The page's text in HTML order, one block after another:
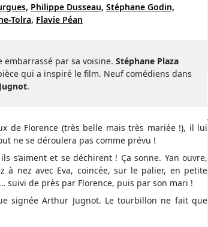
Philippe Dusseau, Stéphane Godin,
Tolra, Flavie Péan
par sa voisine. Stéphane Plaza
qui a inspiré le film. Neuf comédiens dans
.
de Florence (très belle mais très mariée !), il lui
ne se déroulera pas comme prévu !
s’aiment et se déchirent ! Ça sonne. Yan ouvre,
à nez avec Eva, coincée, sur le palier, en petite
suivi de près par Florence, puis par son mari !
signée Arthur Jugnot. Le tourbillon ne fait que